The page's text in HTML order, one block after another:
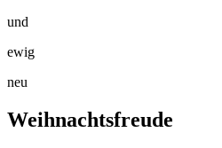
und
ewig
neu
Weihnachtsfreude